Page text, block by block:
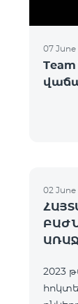
07 June
02 June
2023